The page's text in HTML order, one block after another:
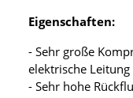
Eigenschaften:
- Sehr große
elektrische Leitung
- Sehr hohe